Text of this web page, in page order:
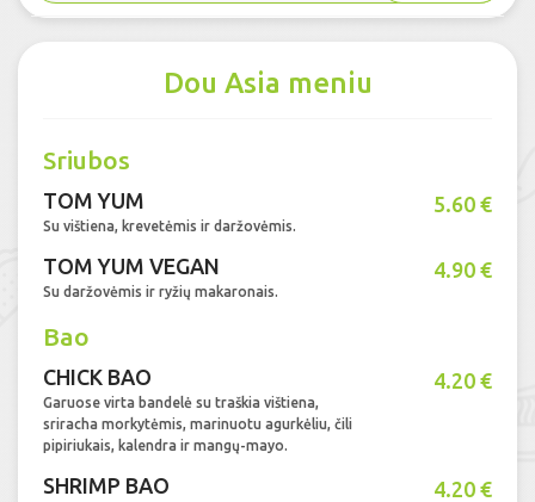
Dou Asia meniu
Sriubos
TOM YUM
Su vištiena, krevetėmis ir daržovėmis.
5.60 €
TOM YUM VEGAN
Su daržovėmis ir ryžių makaronais.
4.90 €
Bao
CHICK BAO
Garuose virta bandelė su traškia vištiena,
sriracha morkytėmis, marinuotu agurkėliu, čili
pipiriukais, kalendra ir mangų-mayo.
4.20 €
SHRIMP BAO 4.20 €